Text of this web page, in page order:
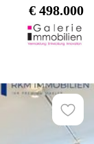
€ 498.000